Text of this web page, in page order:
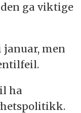
ga viktige
men
ha